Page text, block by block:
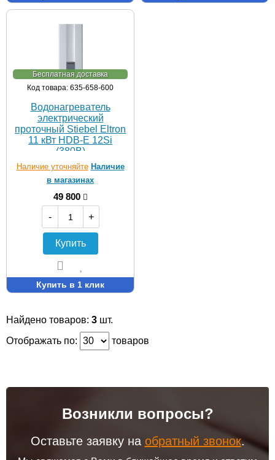
Бесплатная доставка
Код товара: 635-658-600
Водонагреватель
электрический
проточный Stiebel Eltron
11 кВт HDB-E 12Si
(380В)
Наличие уточняйте Наличие
в магазинах
49 800
-
+
Купить
Купить в 1 клик
Найдено товаров: 3 шт.
Отображать по:
товаров
Возникли вопросы?
Оставьте заявку на обратный звонок.